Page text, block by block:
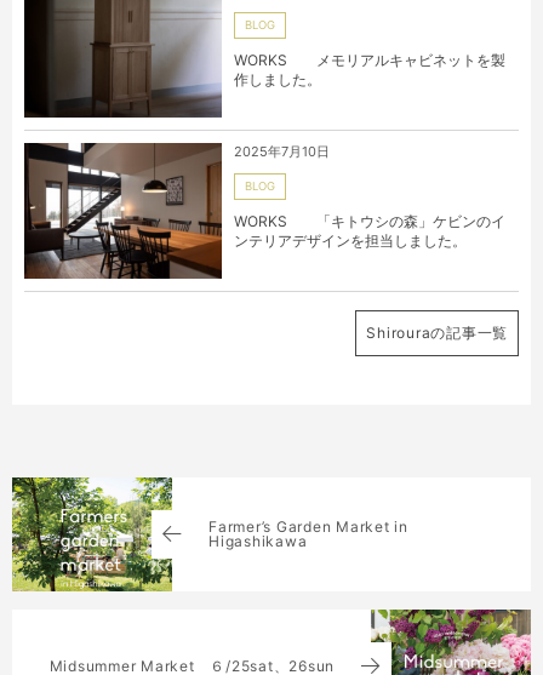
BLOG
WORKS メモリアルキャビネットを製
作しました。
2025年7月10日
BLOG
WORKS 「キトウシの森」ケビンのイ
ンテリアデザインを担当しました。
Shirouraの記事一覧
Farmer’s Garden Market in
Higashikawa
Midsummer Market ６/25sat、26sun